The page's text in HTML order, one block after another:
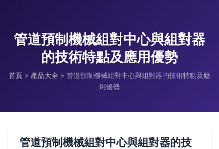
管道預制機械組對中心與組對器
的技術特點及應用優勢
首頁 > 產品大全 > 管道預制機械組對中心與組對器的技術特點及應
用優勢
管道預制機械組對中心與組對器的技